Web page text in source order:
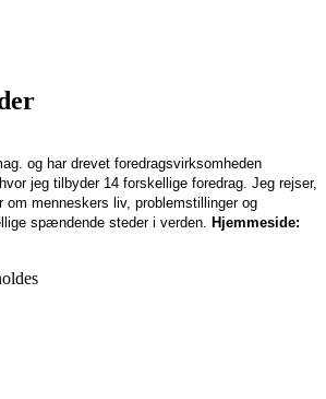
og har drevet foredragsvirksomheden
jeg tilbyder 14 forskellige foredrag. Jeg rejser,
menneskers liv, problemstillinger og
spændende steder i verden.
Hjemmeside: